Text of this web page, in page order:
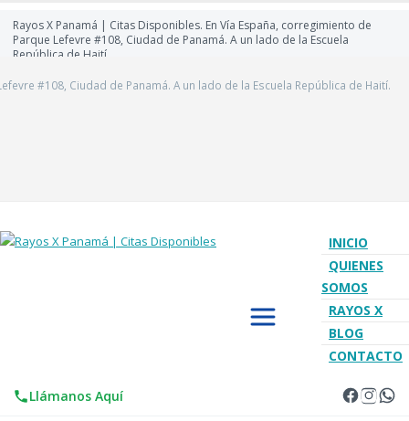
Rayos X Panamá | Citas Disponibles. En Vía España, corregimiento de
Parque Lefevre #108, Ciudad de Panamá. A un lado de la Escuela
República de Haití.
#108, Ciudad de Panamá. A un lado de la Escuela República de Haití.
INICIO
QUIENES
SOMOS
RAYOS X
BLOG
CONTACTO
Llámanos Aquí